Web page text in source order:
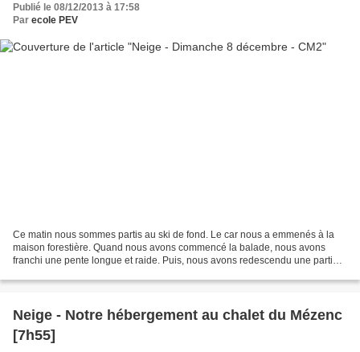
Publié le 08/12/2013 à 17:58
Par ecole PEV
Ce matin nous sommes partis au ski de fond. Le car nous a emmenés à la
maison forestière. Quand nous avons commencé la balade, nous avons
franchi une pente longue et raide. Puis, nous avons redescendu une partie
Neige - Notre hébergement au chalet du Mézenc
[7h55]